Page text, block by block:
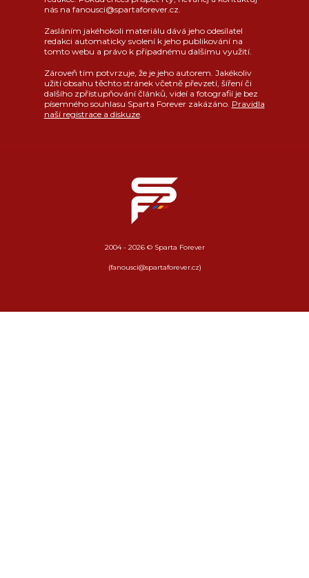
nás na fanousci@spartaforever.cz.
Zasláním jakéhokoli materiálu dává jeho odesílatel
redakci automaticky svolení k jeho publikování na
tomto webu a právo k případnému dalšímu využití.
Zároveň tím potvrzuje, že je jeho autorem. Jakékoliv
užití obsahu těchto stránek včetně převzetí, šíření či
dalšího zpřístupňování článků, videí a fotografií je bez
písemného souhlasu Sparta Forever zakázáno. Pravidla
naší registrace a diskuze.
2004 - 2026 © Sparta Forever
(fanousci@spartaforever.cz)